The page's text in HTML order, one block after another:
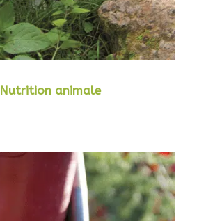
Nutrition animale